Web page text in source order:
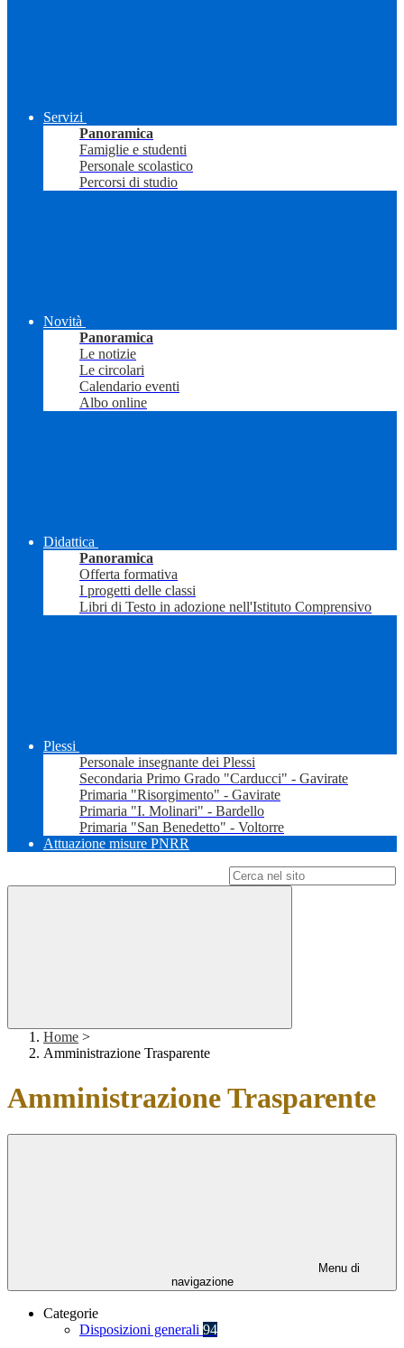
Servizi
Panoramica
Famiglie e studenti
Personale scolastico
Percorsi di studio
Novità
Panoramica
Le notizie
Le circolari
Calendario eventi
Albo online
Didattica
Panoramica
Offerta formativa
I progetti delle classi
Libri di Testo in adozione nell'Istituto Comprensivo
Plessi
Personale insegnante dei Plessi
Secondaria Primo Grado "Carducci" - Gavirate
Primaria "Risorgimento" - Gavirate
Primaria "I. Molinari" - Bardello
Primaria "San Benedetto" - Voltorre
Attuazione misure PNRR
Home >
Amministrazione Trasparente
Amministrazione Trasparente
Menu di
navigazione
Categorie
Disposizioni generali 94